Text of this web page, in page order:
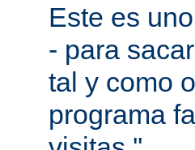
Este es
- para
tal y como
programa